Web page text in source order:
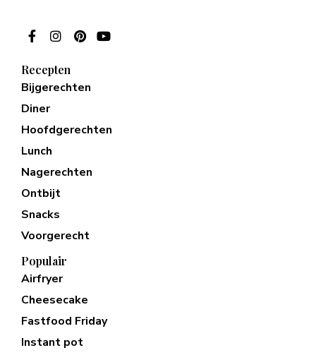
Recepten
Bijgerechten
Diner
Hoofdgerechten
Lunch
Nagerechten
Ontbijt
Snacks
Voorgerecht
Populair
Airfryer
Cheesecake
Fastfood Friday
Instant pot